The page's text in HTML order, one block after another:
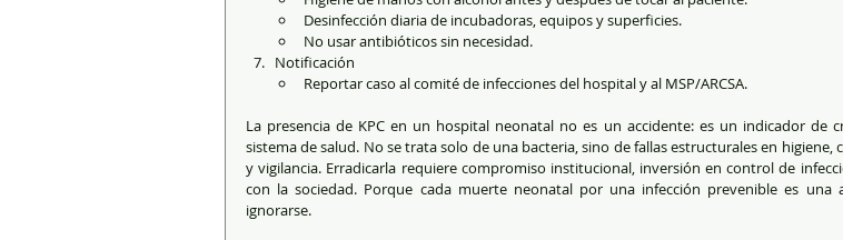
Desinfección diaria de incubadoras, equipos y superficies.
No usar antibióticos sin necesidad.
Notificación
Reportar caso al comité de infecciones del hospital y al MSP/ARCSA.
La presencia de KPC en un hospital neonatal no es un accidente: es un indicador de
sistema de salud. No se trata solo de una bacteria, sino de fallas estructurales en higiene,
y vigilancia. Erradicarla requiere compromiso institucional, inversión en control de
con la sociedad. Porque cada muerte neonatal por una infección prevenible es una
ignorarse.